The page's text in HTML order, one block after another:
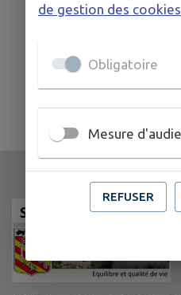
TOUTES LES
de gestion des cookies
Obligatoire
Mesure
REFUSER